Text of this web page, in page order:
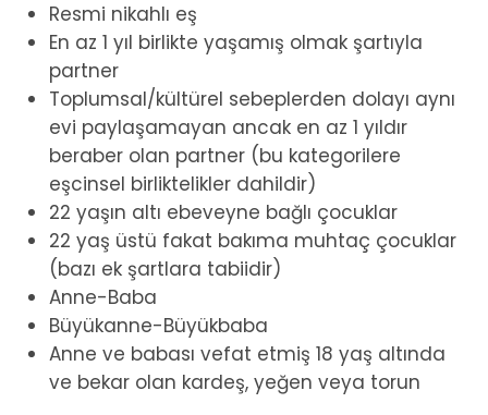
Resmi nikahlı eş
En az 1 yıl birlikte yaşamış olmak şartıyla
partner
Toplumsal/kültürel sebeplerden dolayı aynı
evi paylaşamayan ancak en az 1 yıldır
beraber olan partner (bu kategorilere
eşcinsel birliktelikler dahildir)
22 yaşın altı ebeveyne bağlı çocuklar
22 yaş üstü fakat bakıma muhtaç çocuklar
(bazı ek şartlara tabiidir)
Anne-Baba
Büyükanne-Büyükbaba
Anne ve babası vefat etmiş 18 yaş altında
ve bekar olan kardeş, yeğen veya torun